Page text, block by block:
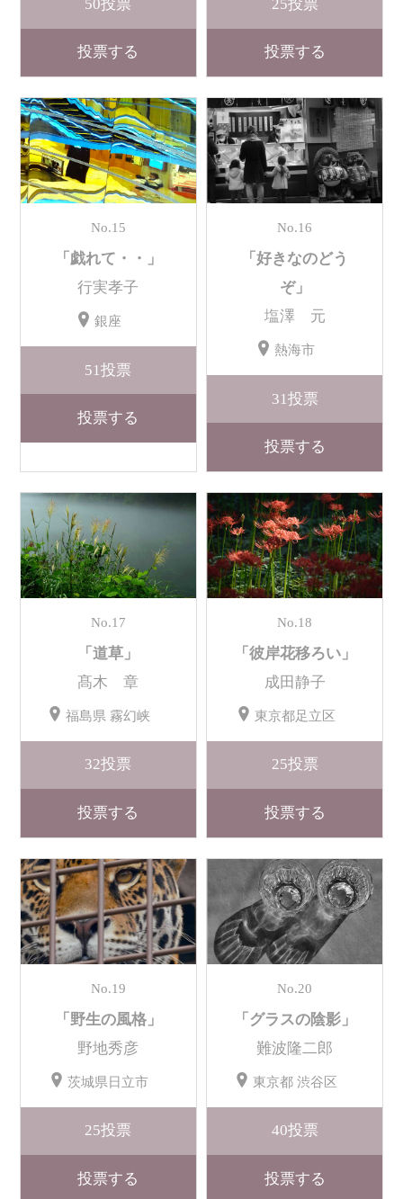
50投票
投票する
25投票
投票する
No.15
「戯れて・・」
行実孝子
銀座
51投票
投票する
No.16
「好きなのどう
ぞ」
塩澤 元
熱海市
31 投票
投票する
No.17
「道草」
髙木 章
福島県 霧幻峡
32投票
投票する
No.18
「彼岸花移ろい」
成田静子
東京都足立区
25投票
投票する
No.19
「野生の風格」
野地秀彦
茨城県日立市
25投票
投票する
No.20
「グラスの陰影」
難波隆二郎
東京都 渋谷区
40投票
投票する